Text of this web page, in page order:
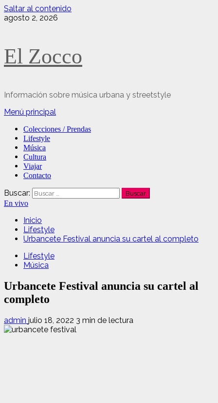
Saltar al contenido
agosto 2, 2026
El Zocco
Información sobre música urbana y streetstyle
Menú principal
Colecciones / Prendas
Lifestyle
Música
Cultura
Viajar
Contacto
Buscar:
En vivo
Inicio
Lifestyle
Urbancete Festival anuncia su cartel al completo
Lifestyle
Música
Urbancete Festival anuncia su cartel al
completo
admin julio 18, 2022 3 min de lectura